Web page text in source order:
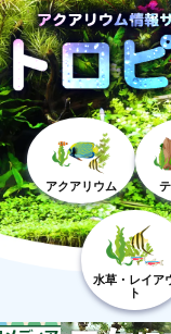
アクアリウム
水草・レイア
ト